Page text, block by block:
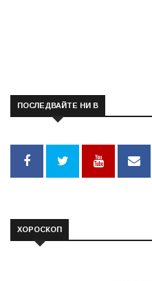
ПОСЛЕДВАЙТЕ НИ В
ХОРОСКОП